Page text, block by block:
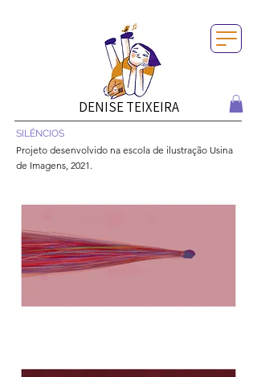
DENISE TEIXEIRA
SILÊNCIOS
Projeto desenvolvido na escola de ilustração Usina
de Imagens, 2021.